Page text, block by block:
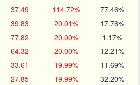
37.49 114.72% 77.46%
39.83 20.01% 17.76%
77.82 20.00% 1.17%
64.32 20.00% 12.21%
33.61 19.99% 11.69%
27.85 19.99% 32.20%